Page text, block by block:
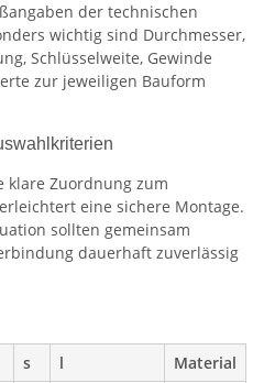
der technischen
wichtig sind Durchmesser,
Schlüsselweite, Gewinde
zur jeweiligen Bauform
klare Zuordnung zum
eine sichere Montage.
sollten gemeinsam
dauerhaft zuverlässig
s l
Material